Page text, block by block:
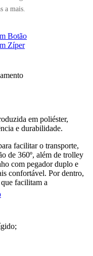
Botão
Zíper
a mais.
em poliéster,
e durabilidade.
facilitar o transporte,
de 360º, além de trolley
com pegador duplo e
confortável. Por dentro,
facilitam a